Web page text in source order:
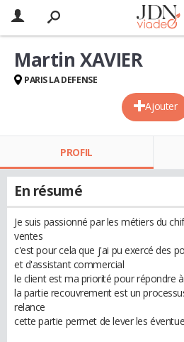
Ajouter
Martin XAVIER
PARIS LA DEFENSE
PROFIL
En résumé
Je suis passionné par les métiers du
ventes
c'est pour cela que j'ai pu exercé des
et d'assistant commercial
le client est ma priorité pour répondre
la partie recouvrement est un
relance
cette partie permet de lever les